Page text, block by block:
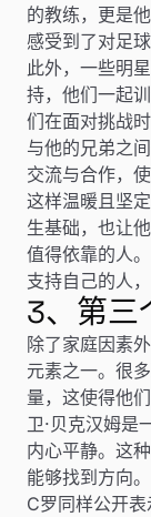
的教练，更是
感受到了对足
此外，一些明
持，他们一起
们在面对挑战
与他的兄弟之
交流与合作，
这样温暖且坚
生基础，也让
值得依靠的人
支持自己的人
3、第三
除了家庭因素
元素之一。很
量，这使得他
卫·贝克汉姆是
内心平静。这
能够找到方向。
C罗同样公开